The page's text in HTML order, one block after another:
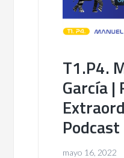
T1.P4.
García |
Podcast
mayo 16, 2022